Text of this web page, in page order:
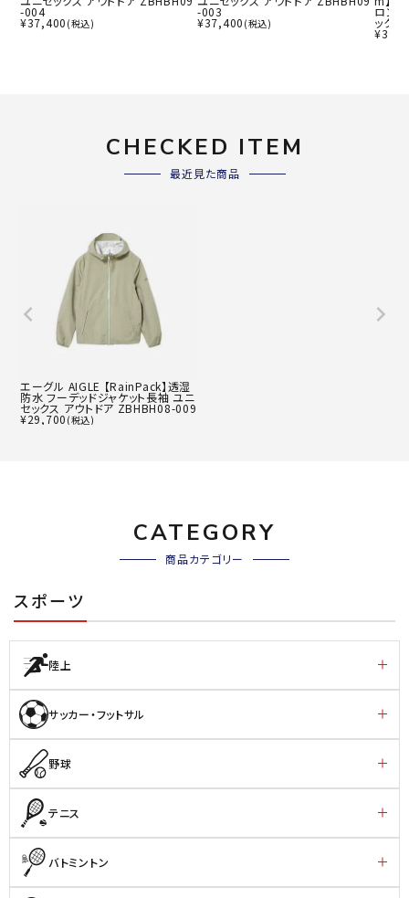
-004
¥37,400 (税込)
-003
¥37,400 (税込)
ロン
ック
¥
CHECKED ITEM
最近見た商品
エーグル AIGLE 【RainPack】透湿
防水 フーデッドジャケット長袖 ユニ
セックス アウトドア ZBHBH08-009
¥29,700 (税込)
CATEGORY
商品カテゴリー
スポーツ
陸上
サッカー・フットサル
野球
テニス
バトミントン